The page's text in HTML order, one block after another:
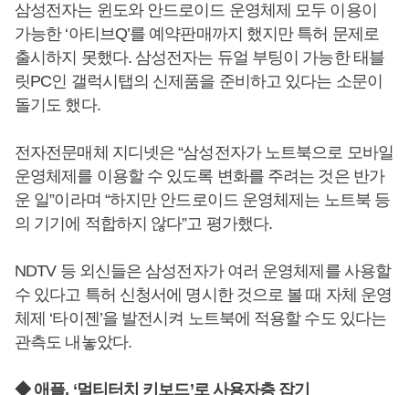
삼성전자는 윈도와 안드로이드 운영체제 모두 이용이
가능한 ‘아티브Q’를 예약판매까지 했지만 특허 문제로
출시하지 못했다. 삼성전자는 듀얼 부팅이 가능한 태블
릿PC인 갤럭시탭의 신제품을 준비하고 있다는 소문이
돌기도 했다.
전자전문매체 지디넷은 “삼성전자가 노트북으로 모바일
운영체제를 이용할 수 있도록 변화를 주려는 것은 반가
운 일”이라며 “하지만 안드로이드 운영체제는 노트북 등
의 기기에 적합하지 않다”고 평가했다.
NDTV 등 외신들은 삼성전자가 여러 운영체제를 사용할
수 있다고 특허 신청서에 명시한 것으로 볼 때 자체 운영
체제 ‘타이젠’을 발전시켜 노트북에 적용할 수도 있다는
관측도 내놓았다.
◆ 애플, ‘멀티터치 키보드’로 사용자층 잡기